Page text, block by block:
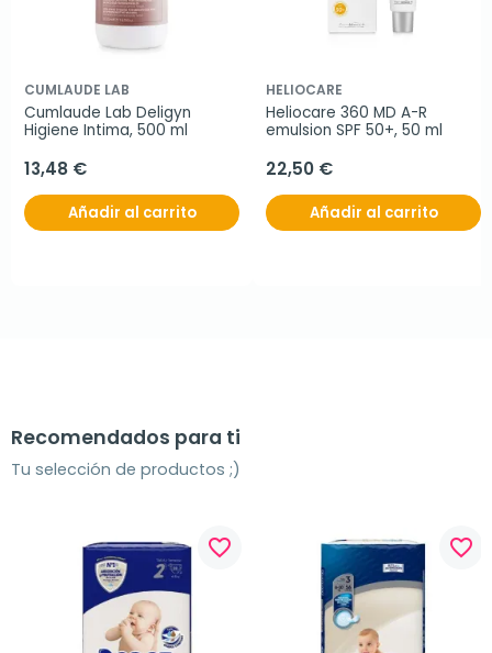
CUMLAUDE LAB
Cumlaude Lab Deligyn
Higiene Intima, 500 ml
13,48 €
Añadir al carrito
HELIOCARE
Heliocare 360 MD A-R
emulsion SPF 50+, 50 ml
22,50 €
Añadir al carrito
Recomendados para ti
Tu selección de productos ;)
favorite_border favorite_border